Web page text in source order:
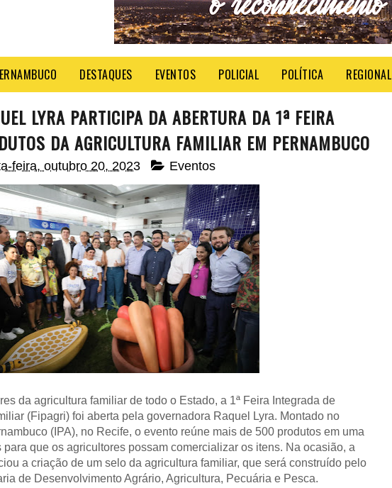
DESTAQUES EVENTOS POLICIAL POLÍTICA REGIONAL
LYRA PARTICIPA DA ABERTURA DA 1ª FEIRA
DA AGRICULTURA FAMILIAR EM PERNAMBUCO
feira, outubro 20, 2023 Eventos
da agricultura familiar de todo o Estado, a 1ª Feira Integrada de
(Fipagri) foi aberta pela governadora Raquel Lyra. Montado no
(IPA), no Recife, o evento reúne mais de 500 produtos em uma
que os agricultores possam comercializar os itens. Na ocasião, a
a criação de um selo da agricultura familiar, que será construído pelo
de Desenvolvimento Agrário, Agricultura, Pecuária e Pesca.